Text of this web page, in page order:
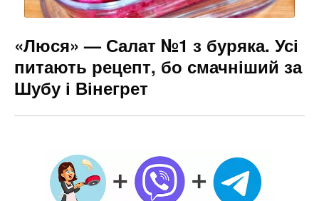
«Люся» — Салат №1 з буряка. Усі
питають рецепт, бо смачніший за
Шубу і Вінегрет